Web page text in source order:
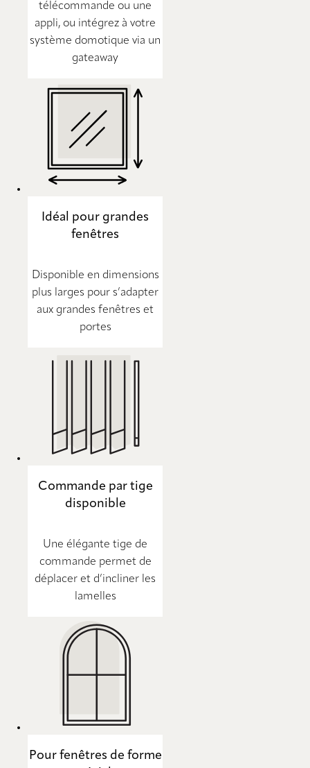
télécommande ou une
appli, ou intégrez à votre
système domotique via un
gateaway
Idéal pour grandes
fenêtres
Disponible en dimensions
plus larges pour s’adapter
aux grandes fenêtres et
portes
Commande par tige
disponible
Une élégante tige de
commande permet de
déplacer et d’incliner les
lamelles
Pour fenêtres de forme